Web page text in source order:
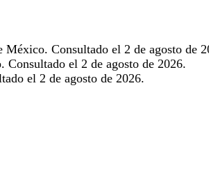
Consultado el 2 de agosto de
el 2 de agosto de 2026.
el 2 de agosto de 2026.